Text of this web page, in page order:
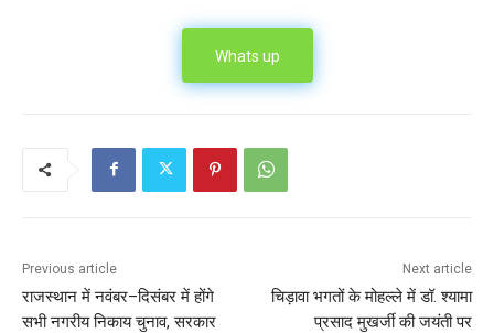
Whats up
Previous article
राजस्थान में नवंबर–दिसंबर में होंगे
सभी नगरीय निकाय चुनाव, सरकार
Next article
चिड़ावा भगतों के मोहल्ले में डॉ. श्यामा
प्रसाद मुखर्जी की जयंती पर